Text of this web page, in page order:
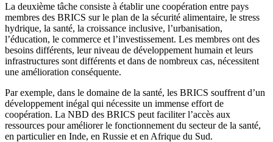
La deuxième tâche consiste à établir une coopération entre pays
membres des BRICS sur le plan de la sécurité alimentaire, le stress
hydrique, la santé, la croissance inclusive, l’urbanisation,
l’éducation, le commerce et l’investissement. Les membres ont des
besoins différents, leur niveau de développement humain et leurs
infrastructures sont différents et dans de nombreux cas, nécessitent
une amélioration conséquente.
Par exemple, dans le domaine de la santé, les BRICS souffrent d’un
développement inégal qui nécessite un immense effort de
coopération. La NBD des BRICS peut faciliter l’accès aux
ressources pour améliorer le fonctionnement du secteur de la santé,
en particulier en Inde, en Russie et en Afrique du Sud.